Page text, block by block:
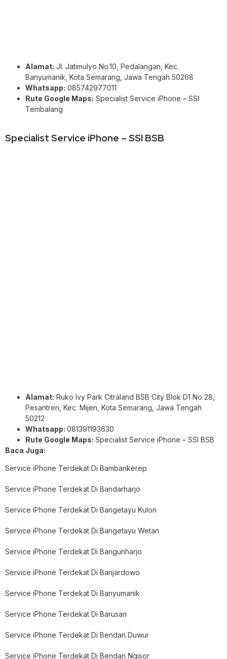
Alamat: Jl. Jatimulyo No.10, Pedalangan, Kec.
Banyumanik, Kota Semarang, Jawa Tengah 50268
Whatsapp: 085742977011
Rute Google Maps: Specialist Service iPhone – SSI
Tembalang
Specialist Service iPhone – SSI BSB
Alamat: Ruko Ivy Park Citraland BSB City Blok D1 No 28,
Pesantren, Kec. Mijen, Kota Semarang, Jawa Tengah
50212
Whatsapp: 081391193630
Rute Google Maps: Specialist Service iPhone – SSI BSB
Baca Juga:
Service iPhone Terdekat Di Bambankerep
Service iPhone Terdekat Di Bandarharjo
Service iPhone Terdekat Di Bangetayu Kulon
Service iPhone Terdekat Di Bangetayu Wetan
Service iPhone Terdekat Di Bangunharjo
Service iPhone Terdekat Di Banjardowo
Service iPhone Terdekat Di Banyumanik
Service iPhone Terdekat Di Barusari
Service iPhone Terdekat Di Bendan Duwur
Service iPhone Terdekat Di Bendan Ngisor